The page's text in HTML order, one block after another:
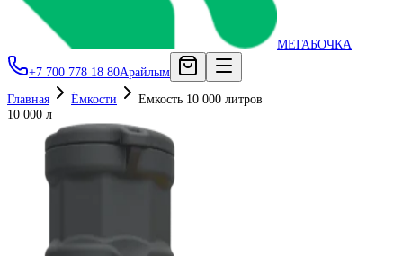
МЕГАБОЧКА
+7 700 778 18 80Арайлым
Главная
Ёмкости
Емкость 10 000 литров
10 000 л